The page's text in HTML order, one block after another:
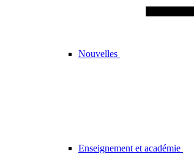
Nouvelles
Enseignement et académie